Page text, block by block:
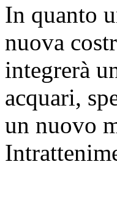
In quanto
nuova
integrerà
acquari,
un nuovo